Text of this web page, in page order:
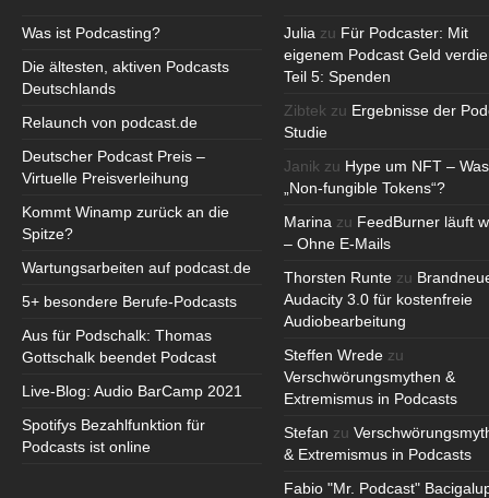
Was ist Podcasting?
Die ältesten, aktiven Podcasts
Deutschlands
Relaunch von podcast.de
Deutscher Podcast Preis –
Virtuelle Preisverleihung
Kommt Winamp zurück an die
Spitze?
Wartungsarbeiten auf podcast.de
5+ besondere Berufe-Podcasts
Aus für Podschalk: Thomas
Gottschalk beendet Podcast
Live-Blog: Audio BarCamp 2021
Spotifys Bezahlfunktion für
Podcasts ist online
Julia zu Für Podcaster: Mit
eigenem Podcast Geld
Teil 5: Spenden
Zibtek zu Ergebnisse der
Studie
Janik zu Hype um NFT –
„Non-fungible Tokens“?
Marina zu FeedBurner läuft
– Ohne E-Mails
Thorsten Runte zu
Audacity 3.0 für kostenfreie
Audiobearbeitung
Steffen Wrede zu
Verschwörungsmythen &
Extremismus in Podcasts
Stefan zu
& Extremismus in Podcasts
Fabio "Mr. Podcast"